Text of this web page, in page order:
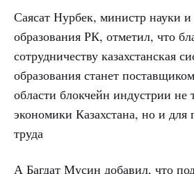
Саясат Нурбек, министр науки
образования РК, отметил, что
сотрудничеству казахстанская
образования станет
области блокчейн индустрии не
экономики Казахстана, но и для
труда
А Багдат Мусин добавил, что